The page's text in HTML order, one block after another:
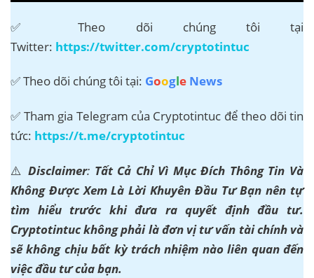
✅ Theo dõi chúng tôi tại
Twitter: https://twitter.com/cryptotintuc
✅ Theo dõi chúng tôi tại: Google News
✅ Tham gia Telegram của Cryptotintuc để theo dõi tin
tức: https://t.me/cryptotintuc
⚠️Disclaimer: Tất Cả Chỉ Vì Mục Đích Thông Tin Và
Không Được Xem Là Lời Khuyên Đầu Tư Bạn nên tự
tìm hiểu trước khi đưa ra quyết định đầu tư.
Cryptotintuc không phải là đơn vị tư vấn tài chính và
sẽ không chịu bất kỳ trách nhiệm nào liên quan đến
việc đầu tư của bạn.